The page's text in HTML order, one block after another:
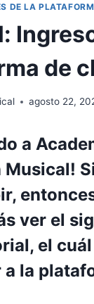
DE LA
de
agosto 22,
a
Musical!
ver el
el
a la